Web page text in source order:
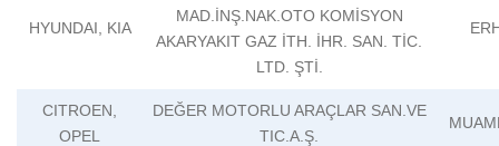
HYUNDAI, KIA
MAD.İNŞ.NAK.OTO KOMİSYON
AKARYAKIT GAZ İTH. İHR. SAN. TİC.
LTD. ŞTİ.
CITROEN,
OPEL
DEĞER MOTORLU ARAÇLAR SAN.VE
TIC.A.Ş.